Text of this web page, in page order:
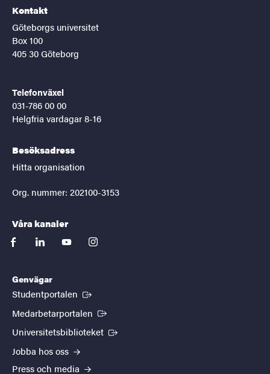
Kontakt
Göteborgs universitet
Box 100
405 30 Göteborg
Telefonväxel
031-786 00 00
Helgfria vardagar 8-16
Besöksadress
Hitta organisation
Org. nummer: 202100-3153
Våra kanaler
facebooklinkedinyoutubeinstagram
Genvägar
Studentportalen (Extern länk)
Medarbetarportalen (Extern länk)
Universitetsbiblioteket (Extern länk)
Jobba hos oss
Press och media